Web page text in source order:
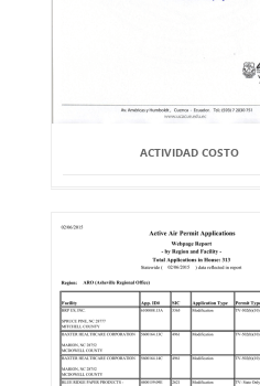
ACTIVIDAD COSTO